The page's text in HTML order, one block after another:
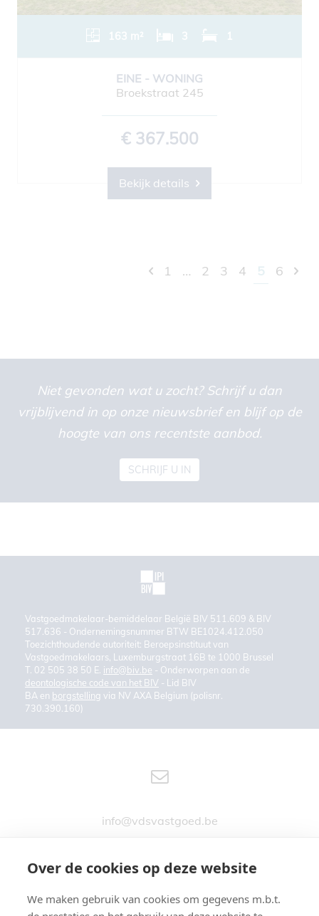
163 m² 3 1
EINE - WONING
Broekstraat 245
€ 367.500
Bekijk details
1 … 2 3 4 5 6
Niet gevonden wat u zocht? Schrijf u dan
vrijblijvend in op onze nieuwsbrief en blijf op de
hoogte van ons recentste aanbod.
SCHRIJF U IN
Vastgoedmakelaar-bemiddelaar België BIV 511.609 & BIV
517.636 - Ondernemingsnummer BTW BE1024.412.050
Toezichthoudende autoriteit: Beroepsinstituut van
Vastgoedmakelaars, Luxemburgstraat 16B te 1000 Brussel
T. 02 505 38 50 E. info@biv.be - Onderworpen aan de
deontologische code van het BIV - Lid BIV
BA en borgstelling via NV AXA Belgium (polisnr.
730.390.160)
info@vdsvastgoed.be
Stationsstraat 76
Over de cookies op deze website
We maken gebruik van cookies om gegevens m.b.t.